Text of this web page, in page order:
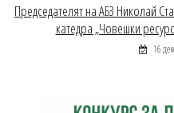
Председателят на АБЗ Николай
катедра „Човешки
16